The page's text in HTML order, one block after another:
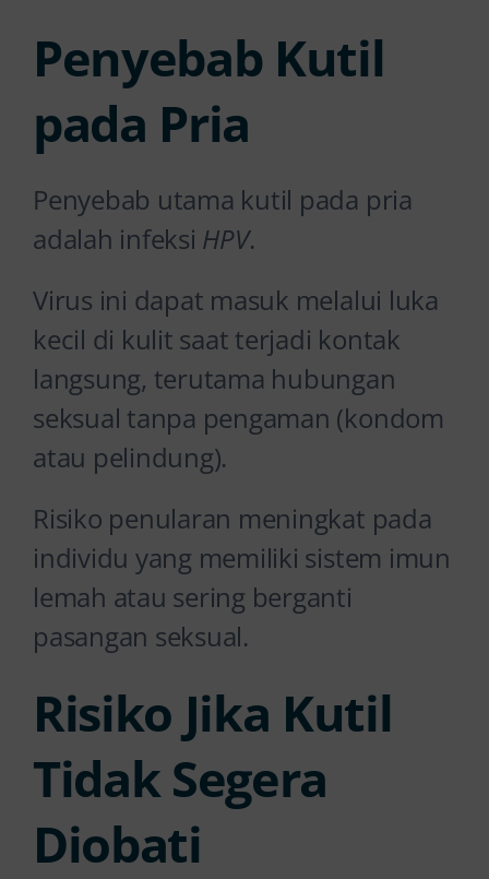
Penyebab Kutil
pada Pria
Penyebab utama kutil pada pria
adalah infeksi HPV.
Virus ini dapat masuk melalui luka
kecil di kulit saat terjadi kontak
langsung, terutama hubungan
seksual tanpa pengaman (kondom
atau pelindung).
Risiko penularan meningkat pada
individu yang memiliki sistem imun
lemah atau sering berganti
pasangan seksual.
Risiko Jika Kutil
Tidak Segera
Diobati